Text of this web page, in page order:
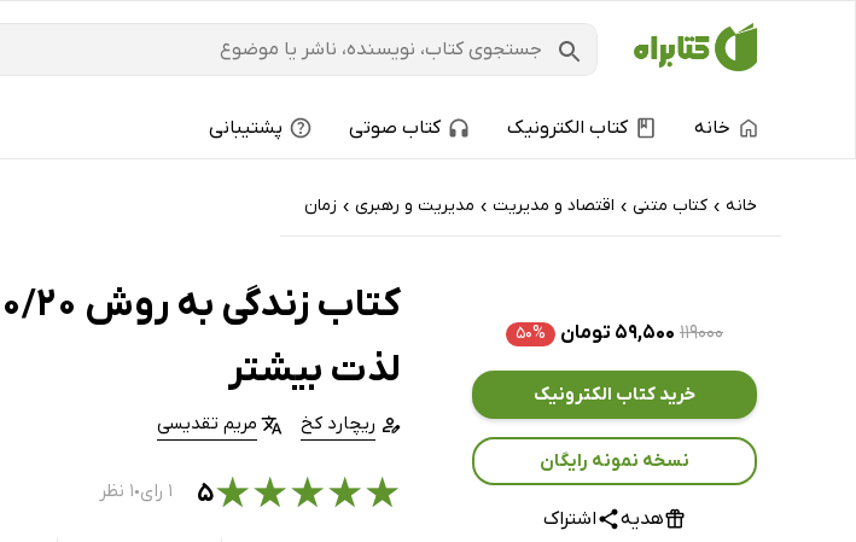
خانه کتاب الکترونیک کتاب صوتی پشتیبانی
خانه › کتاب‌ متنی › اقتصاد و مدیریت › مدیریت و رهبری › زمان
۱۱۹۰۰۰ ۵۹,۵۰۰ تومان ۵۰%
خرید کتاب الکترونیک
نسخه نمونه رایگان
هدیه اشتراک
لذت بیشتر
ریچارد کخ مریم تقدیسی
★
★
★
★
★۵ ۱ رای ● ۱ نظر